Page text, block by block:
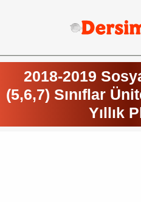
2018-2019
(5,6,7) Sınıflar
Yıllık